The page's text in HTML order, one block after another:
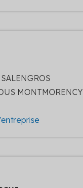
MONTMORENCY